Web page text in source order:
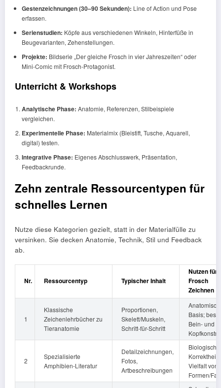
Gestenzeichnungen (30–90 Sekunden): Line of Action und Pose
erfassen.
Serienstudien: Köpfe aus verschiedenen Winkeln, Hinterfüße in
Beugevarianten, Zehenstellungen.
Projekte: Bildserie „Der gleiche Frosch in vier Jahreszeiten“ oder
Mini-Comic mit Frosch-Protagonist.
Unterricht & Workshops
Analytische Phase: Anatomie, Referenzen, Stilbeispiele
vergleichen.
Experimentelle Phase: Materialmix (Bleistift, Tusche, Aquarell,
digital) testen.
Integrative Phase: Eigenes Abschlusswerk, Präsentation,
Feedbackrunde.
Zehn zentrale Ressourcentypen für
schnelles Lernen
Nutze diese Kategorien gezielt, statt in der Materialfülle zu
versinken. Sie decken Anatomie, Technik, Stil und Feedback
ab.
Nr. Ressourcentyp Typischer Inhalt
Nutzen fürs
Frosch
Zeichnen
1
Klassische
Zeichenlehrbücher zu
Tieranatomie
Proportionen,
Skelett/Muskeln,
Schritt-für-Schritt
Basis;
Bein- und
2
Spezialisierte
Amphibien-Literatur
Detailzeichnungen,
Fotos,
Artbeschreibungen
Biologische
Korrektheit,
Vielfalt von
Formen/